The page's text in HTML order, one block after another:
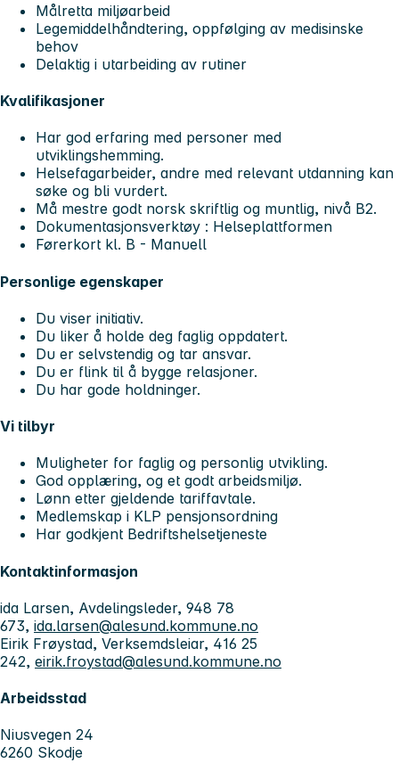
Målretta miljøarbeid
Legemiddelhåndtering, oppfølging av medisinske
behov
Delaktig i utarbeiding av rutiner
Kvalifikasjoner
Har god erfaring med personer med
utviklingshemming.
Helsefagarbeider, andre med relevant utdanning kan
søke og bli vurdert.
Må mestre godt norsk skriftlig og muntlig, nivå B2.
Dokumentasjonsverktøy : Helseplattformen
Førerkort kl. B - Manuell
Personlige egenskaper
Du viser initiativ.
Du liker å holde deg faglig oppdatert.
Du er selvstendig og tar ansvar.
Du er flink til å bygge relasjoner.
Du har gode holdninger.
Vi tilbyr
Muligheter for faglig og personlig utvikling.
God opplæring, og et godt arbeidsmiljø.
Lønn etter gjeldende tariffavtale.
Medlemskap i KLP pensjonsordning
Har godkjent Bedriftshelsetjeneste
Kontaktinformasjon
ida Larsen, Avdelingsleder, 948 78
673, ida.larsen@alesund.kommune.no
Eirik Frøystad, Verksemdsleiar, 416 25
242, eirik.froystad@alesund.kommune.no
Arbeidsstad
Niusvegen 24
6260 Skodje